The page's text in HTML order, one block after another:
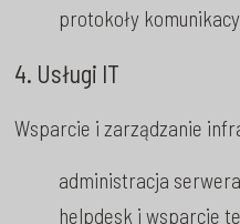
protokoły
4. Usługi IT
Wsparcie i zarządzanie
administracja
helpdesk i wsparcie